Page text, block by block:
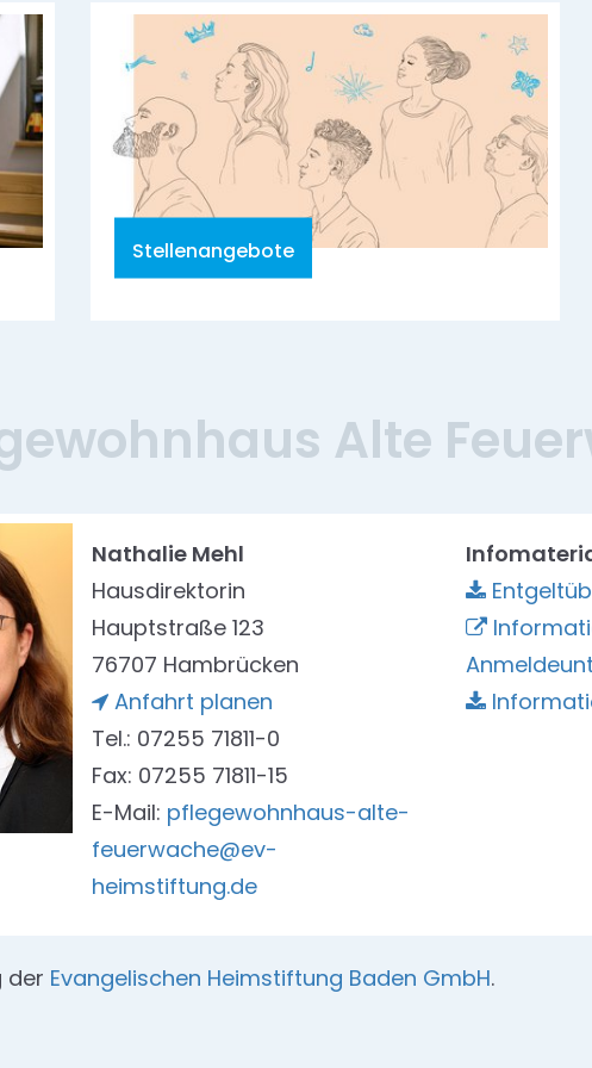
Stellenangebote
Alte
Nathalie Mehl
Hausdirektorin
Hauptstraße 123
76707 Hambrücken
Anfahrt planen
Tel.: 07255 71811-0
Fax: 07255 71811-15
E-Mail: pflegewohnhaus-alte-
feuerwache@ev-
heimstiftung.de
der Evangelischen Heimstiftung Baden GmbH.